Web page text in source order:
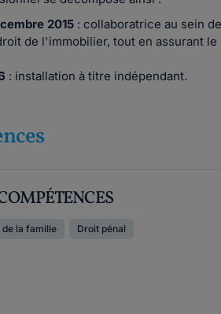
2015 : collaboratrice au sein
de l'immobilier, tout en assurant
: installation à titre indépendant.
de la famille Droit pénal